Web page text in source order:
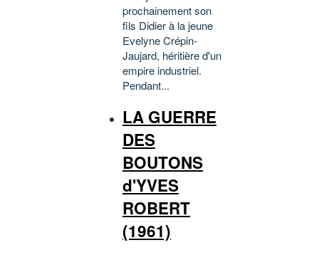
prochainement son
fils Didier à la jeune
Evelyne Crépin-
Jaujard, héritière d'un
empire industriel.
Pendant...
LA GUERRE
DES
BOUTONS
d'YVES
ROBERT
(1961)